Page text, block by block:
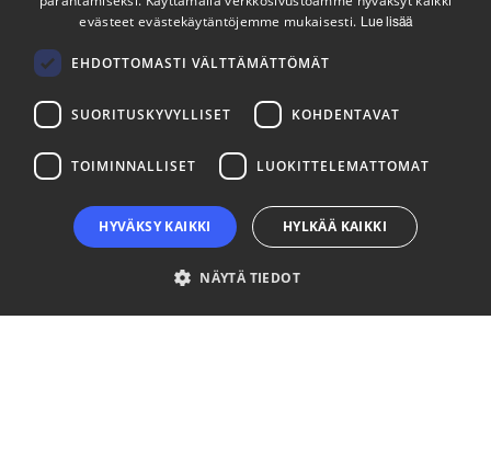
Tilaa uutiskirjeemme
Seuraa meitä
LinkedIn Facebook Instagram
evästeet evästekäytäntöjemme mukaisesti. Lue lisää
EHDOTTOMASTI VÄLTTÄMÄTTÖMÄT
SUORITUSKYVYLLISET KOHDENTAVAT
TOIMINNALLISET LUOKITTELEMATTOMAT
HYVÄKSY KAIKKI HYLKÄÄ KAIKKI
NÄYTÄ TIEDOT